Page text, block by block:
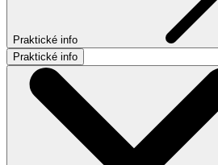
Praktické info
Praktické info